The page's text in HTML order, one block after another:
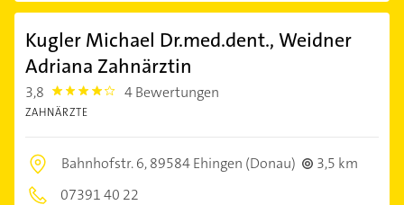
Kugler Michael Dr.med.dent., Weidner
Adriana Zahnärztin
3,8 3.8 4 Bewertungen
ZAHNÄRZTE
Bahnhofstr. 6,89584 Ehingen (Donau)
3,5 km
07391 40 22